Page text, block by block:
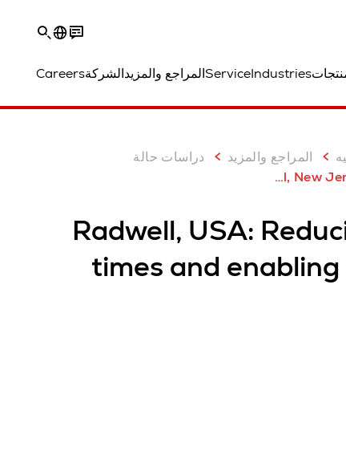
Industries
Serviceالمراجع والمزيدالشركةCareers
المراجع والمزيد
دراسات حالة
Radwell
Radwell, USA:
times and